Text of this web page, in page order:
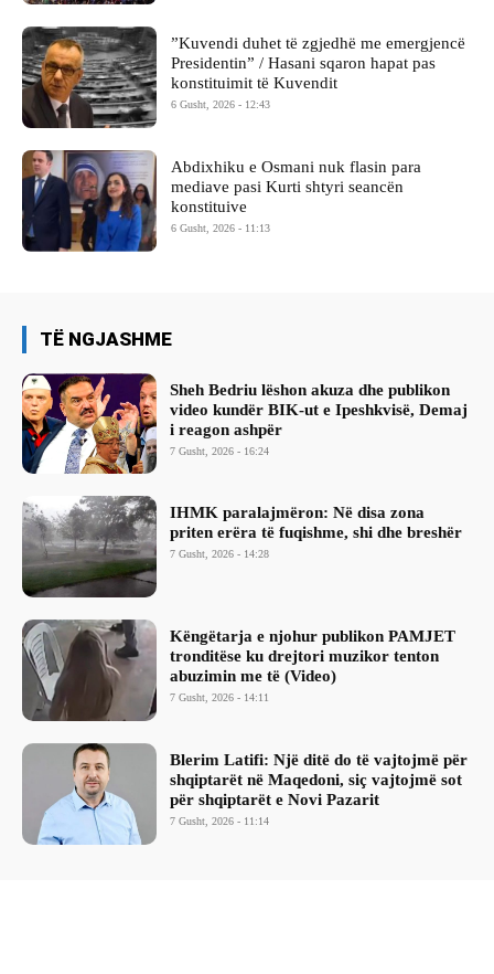
​”Kuvendi duhet të zgjedhë me emergjencë
Presidentin” / Hasani sqaron hapat pas
konstituimit të Kuvendit
6 Gusht, 2026 - 12:43
Abdixhiku e Osmani nuk flasin para
mediave pasi Kurti shtyri seancën
konstituive
6 Gusht, 2026 - 11:13
TË NGJASHME
Sheh Bedriu lëshon akuza dhe publikon
video kundër BIK-ut e Ipeshkvisë, Demaj
i reagon ashpër
7 Gusht, 2026 - 16:24
IHMK paralajmëron: Në disa zona
priten erëra të fuqishme, shi dhe breshër
7 Gusht, 2026 - 14:28
Këngëtarja e njohur publikon PAMJET
tronditëse ku drejtori muzikor tenton
abuzimin me të (Video)
7 Gusht, 2026 - 14:11
Blerim Latifi: Një ditë do të vajtojmë për
shqiptarët në Maqedoni, siç vajtojmë sot
për shqiptarët e Novi Pazarit
7 Gusht, 2026 - 11:14